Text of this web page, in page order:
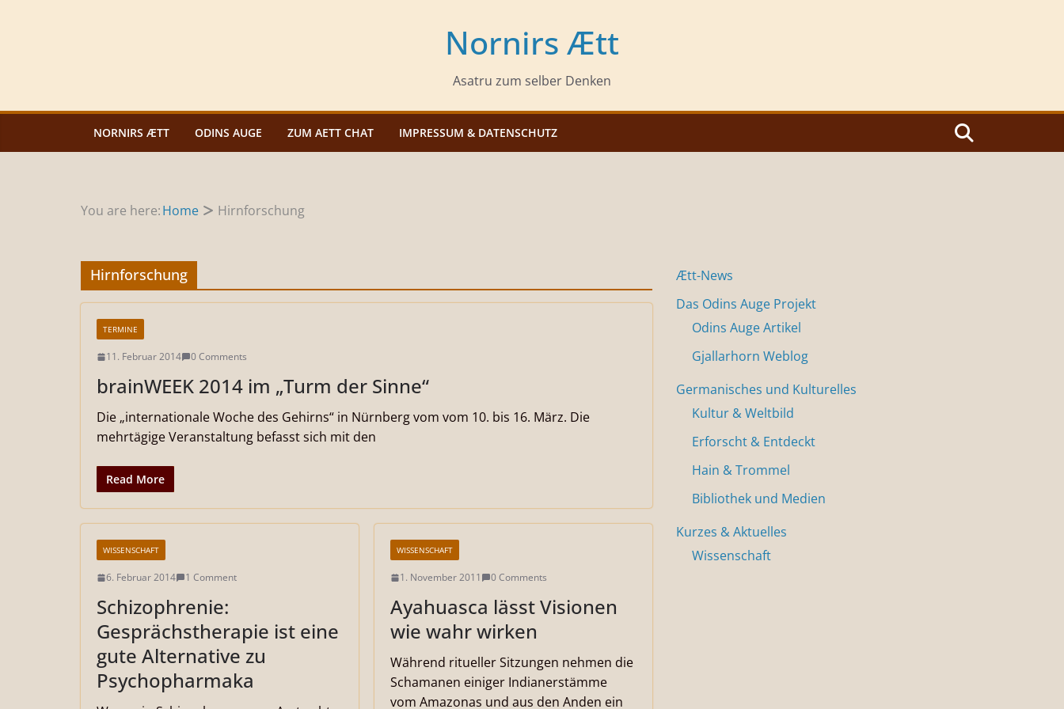
Nornirs Ætt
Asatru zum selber Denken
NORNIRS ÆTT ODINS AUGE ZUM AETT CHAT IMPRESSUM & DATENSCHUTZ
You are here:Home Hirnforschung
Hirnforschung
TERMINE
11. Februar 2014 0 Comments
brainWEEK 2014 im „Turm der Sinne“
Die „internationale Woche des Gehirns“ in Nürnberg vom vom 10. bis 16. März. Die
mehrtägige Veranstaltung befasst sich mit den
Read More
WISSENSCHAFT
6. Februar 2014 1 Comment
Schizophrenie:
Gesprächstherapie ist eine
gute Alternative zu
Psychopharmaka
WISSENSCHAFT
1. November 2011 0 Comments
Ayahuasca lässt Visionen
wie wahr wirken
Während ritueller Sitzungen nehmen die
Schamanen einiger Indianerstämme
vom Amazonas und aus den Anden ein
Ætt-News
Das Odins Auge Projekt
Odins Auge Artikel
Gjallarhorn Weblog
Germanisches und Kulturelles
Kultur & Weltbild
Erforscht & Entdeckt
Hain & Trommel
Bibliothek und Medien
Kurzes & Aktuelles
Wissenschaft